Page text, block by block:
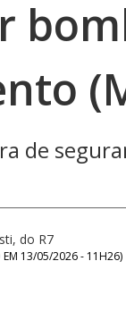
de
do R7
13/05/2026 - 11H26)